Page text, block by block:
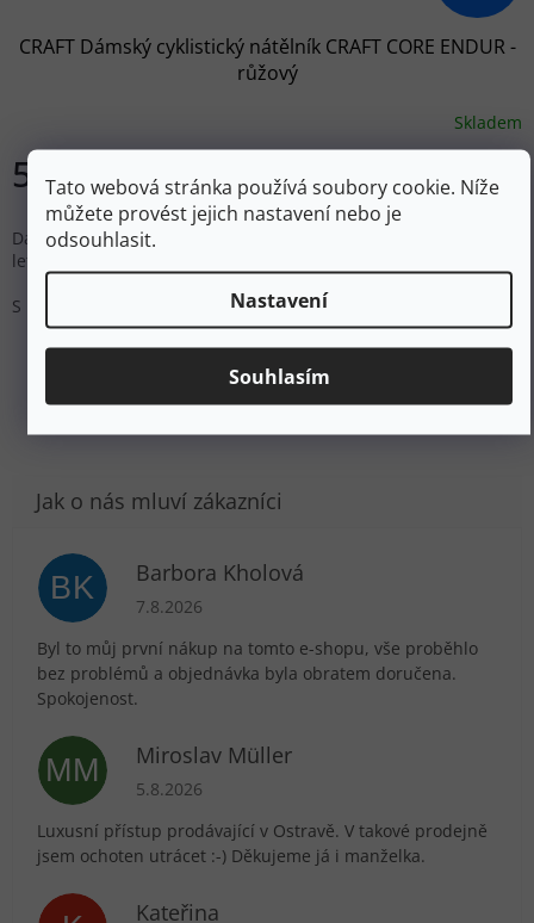
Tato webová stránka používá soubory cookie. Níže
můžete provést jejich nastavení nebo je
odsouhlasit.
Nastavení
Souhlasím
CRAFT Dámský cyklistický nátělník CRAFT CORE ENDUR -
růžový
Skladem
523 Kč DETAIL
Dámský cyklonátělník CRAFT CORE ENDUR určen na pohodové
letní cyklovyjížďky.
S
BK Barbora Kholová
Hodnocení obchodu je 5 z 5 hvězdiček.
7.8.2026
Byl to můj první nákup na tomto e-shopu, vše proběhlo
bez problémů a objednávka byla obratem doručena.
Spokojenost.
MM Miroslav Müller
Hodnocení obchodu je 5 z 5 hvězdiček.
5.8.2026
Luxusní přístup prodávající v Ostravě. V takové prodejně
jsem ochoten utrácet :-) Děkujeme já i manželka.
Kateřina